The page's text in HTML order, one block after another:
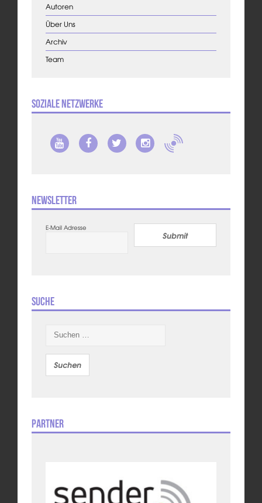
Autoren
Über Uns
Archiv
Team
Soziale Netzwerke
Newsletter
E-Mail Adresse
Submit
Suche
nach:
Partner